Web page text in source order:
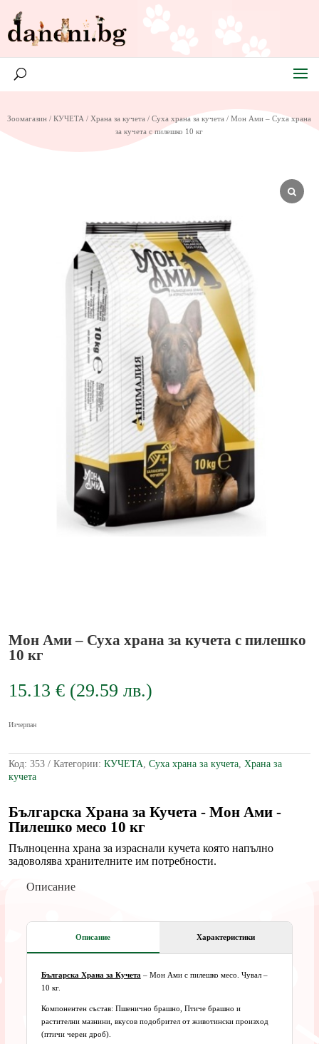
Зоомагазин /КУЧЕТА / Храна за кучета /Суха храна за кучета / Мон Ами – Суха храна
за кучета с пилешко 10 кг
Мон Ами – Суха храна за кучета с пилешко
10 кг
15.13 € (29.59 лв.)
Изчерпан
Код: 353 Категории: КУЧЕТА, Суха храна за кучета, Храна за
кучета
Българска Храна за Кучета - Мон Ами -
Пилешко месо 10 кг
Пълноценна храна за израснали кучета която напълно
задоволява хранителните им потребности.
Описание
Описание Характеристики
Българска Храна за Кучета– Мон Ами с пилешко месо. Чувал –
10 кг.
Компонентен състав: Пшенично брашно, Птиче брашно и
растителни мазнини, вкусов подобрител от животински произход
(птичи черен дроб).